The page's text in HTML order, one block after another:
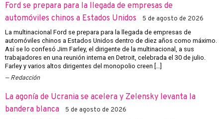
Ford se prepara para la llegada de empresas de
automóviles chinos a Estados Unidos
5 de agosto de 2026
La multinacional Ford se prepara para la llegada de empresas de
automóviles chinos a Estados Unidos dentro de diez años como máximo.
Así se lo confesó Jim Farley, el dirigente de la multinacional, a sus
trabajadores en una reunión interna en Detroit, celebrada el 30 de julio.
Farley y varios altos dirigentes del monopolio creen […]
Redacción
La agonía de Ucrania se acelera y Zelensky levanta la
bandera blanca
5 de agosto de 2026